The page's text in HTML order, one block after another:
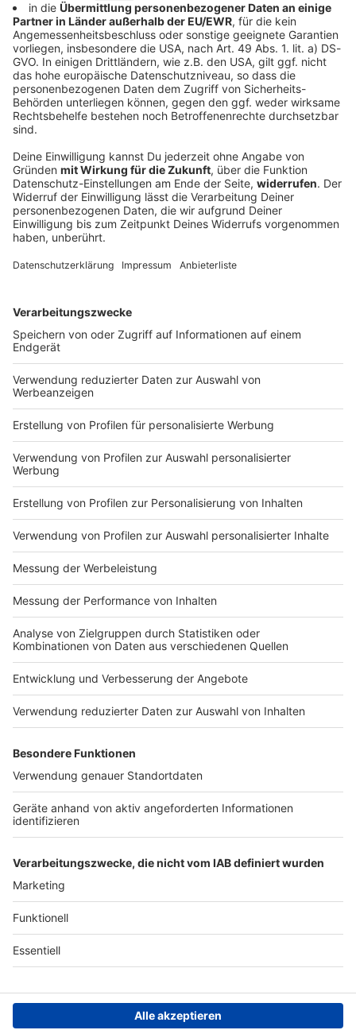
Bisher lief das «HeidiFest» bei ProSieben, jetzt zieht
Heidi Klum mit ihrer Show zu RTL um. Was hinter dem
Senderwechsel steckt.
DEINE GEMERKTEN ARTIKEL
Du hast dir noch keine Artikel gemerkt
Markiere sie hierfür mit einem
Impressum
Nutzungsbedingungen
Jobs
Presse
Werben
Archiv
ANTENNE BAYERN GROUP
Stiftung ANTENNE BAYERN
hilft
Teilnahmebedingungen
Grounding Page ANTENNE
BAYERN
Kontakt
Studio-Hotline
Verkehrs-Hotline
Datenschutz­erklärung
einstellungen
Newsletter